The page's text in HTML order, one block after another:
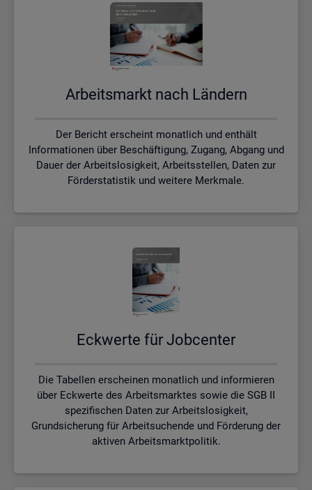
Ar­beits­markt nach Län­dern
Der Bericht erscheint monatlich und enthält
Informationen über Beschäftigung, Zugang, Abgang und
Dauer der Arbeitslosigkeit, Arbeitsstellen, Daten zur
Förderstatistik und weitere Merkmale.
Eck­wer­te für Job­cen­ter
Die Tabellen erscheinen monatlich und informieren
über Eckwerte des Arbeitsmarktes sowie die SGB II
spezifischen Daten zur Arbeitslosigkeit,
Grundsicherung für Arbeitsuchende und Förderung der
aktiven Arbeitsmarktpolitik.